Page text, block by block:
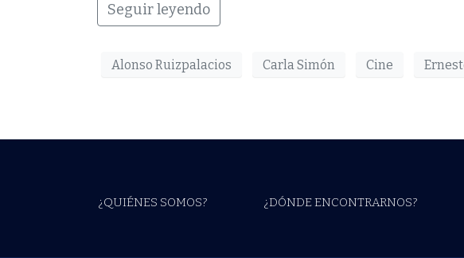
Seguir leyendo
Alonso Ruizpalacios Carla Simón Cine
¿QUIÉNES SOMOS? ¿DÓNDE ENCONTRARNOS?